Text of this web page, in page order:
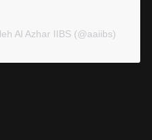
Al Azhar IIBS (@aaiibs)